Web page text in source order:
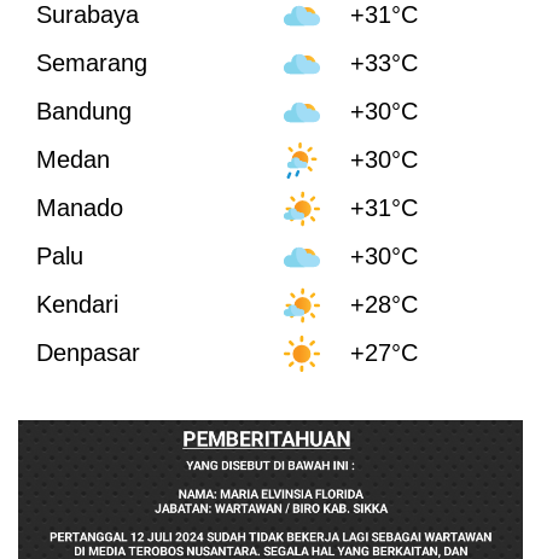
Surabaya
+31°C
Semarang
+33°C
Bandung
+30°C
Medan
+30°C
Manado
+31°C
Palu
+30°C
Kendari
+28°C
Denpasar
+27°C